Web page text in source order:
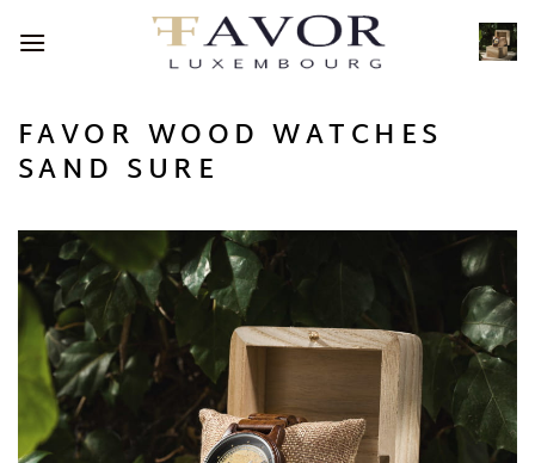
au
FAVOR WOOD WATCHES
SAND SURE